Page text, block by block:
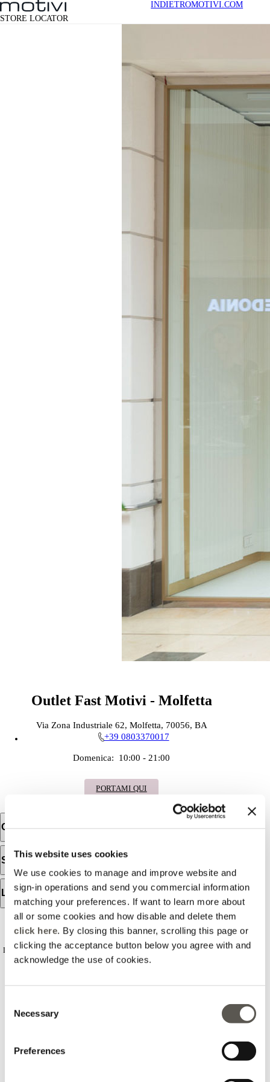
This website uses cookies
We use cookies to manage and improve website and
sign-in operations and send you commercial information
matching your preferences. If want to learn more about
all or some cookies and how disable and delete them
click here. By closing this banner, scrolling this page or
clicking the acceptance button below you agree with and
acknowledge the use of cookies.
Selection
Necessary
Preferences
STORE LOCATOR
INDIETROMOTIVI.COM
Outlet Fast Motivi - Molfetta
Via Zona Industriale 62, Molfetta, 70056, BA
+39 0803370017
Domenica: 10:00 - 21:00
PORTAMI QUI
Orari d'apertura
Servizi disponibili
Lo store
RECENSIONI
Le recensioni non sono verificate, sono importate da Google Business Profile. Puoi
leggere tutte le recensioni
2025-08-13